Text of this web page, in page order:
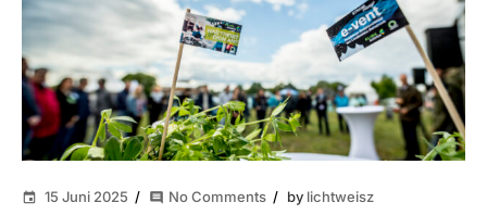
event 15 Juni 2025 comment No Comments by lichtweisz